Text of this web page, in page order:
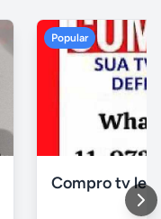
Popular
Compro tv